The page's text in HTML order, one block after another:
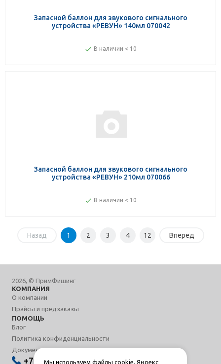
Запасной баллон для звукового сигнального
устройства «РЕВУН» 140мл 070042
В наличии < 10
Запасной баллон для звукового сигнального
устройства «РЕВУН» 210мл 070066
В наличии < 10
Назад 1 2 3 4 12 Вперед
2026, © ПримФишинг
КОМПАНИЯ
О компании
Прайсы и предзаказы
ПОМОЩЬ
Блог
Политика конфиденциальности
Документы
+7 950 280-53-53
Мы используем файлы cookie, Яндекс